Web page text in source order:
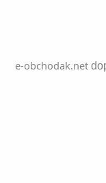
e-obchodak.net